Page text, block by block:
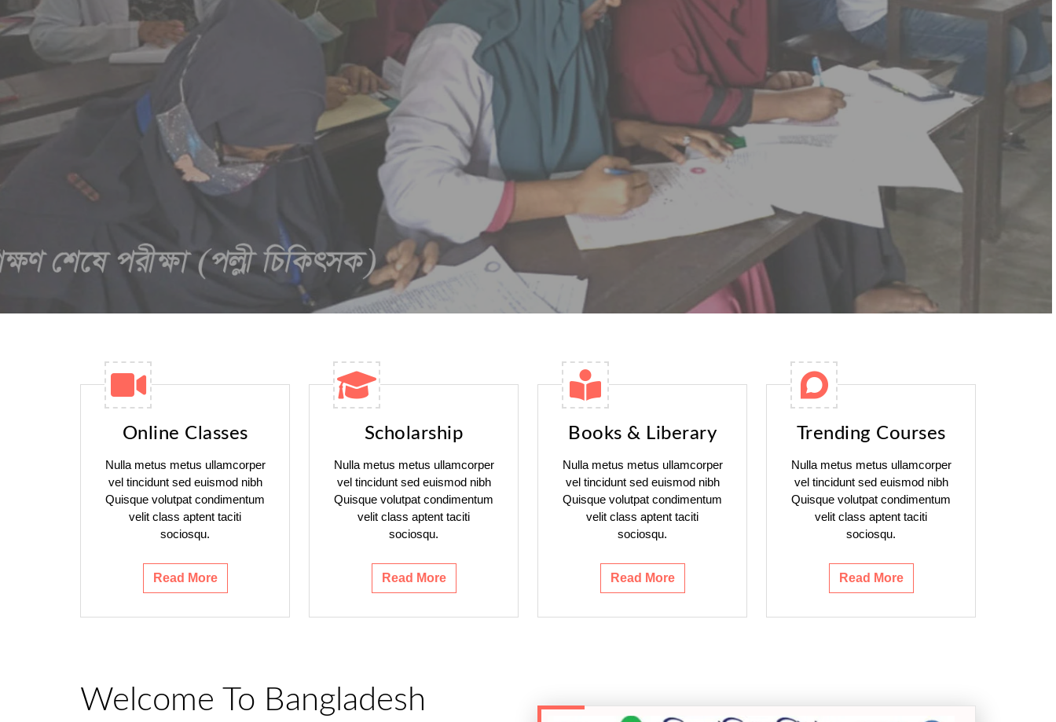
Online Live Class Facility
Lorem Ipsum is simply dummy text printer took a galley of type and scrambled it to make
a type specimen book.
READ MORE GET STARTED
Online Classes
Nulla metus metus ullamcorper
vel tincidunt sed euismod nibh
Quisque volutpat condimentum
velit class aptent taciti
sociosqu.
Read More
Scholarship
Nulla metus metus ullamcorper
vel tincidunt sed euismod nibh
Quisque volutpat condimentum
velit class aptent taciti
sociosqu.
Read More
Books & Liberary
Nulla metus metus ullamcorper
vel tincidunt sed euismod nibh
Quisque volutpat condimentum
velit class aptent taciti
sociosqu.
Read More
Trending Courses
Nulla metus metus ullamcorper
vel tincidunt sed euismod nibh
Quisque volutpat condimentum
velit class aptent taciti
sociosqu.
Read More
Welcome To Bangladesh